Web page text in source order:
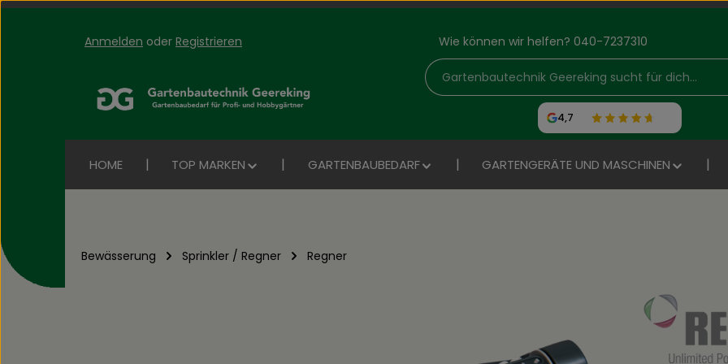
Zum Hauptinhalt springen
Zur Suche springen
Zur Hauptnavigation springen
Anmelden oder Registrieren Wie können wir helfen? 040-7237310
4,7
HOME TOP MARKEN GARTENBAUBEDARF GARTENGERÄTE UND MASCHINEN
Bewässerung Sprinkler / Regner Regner